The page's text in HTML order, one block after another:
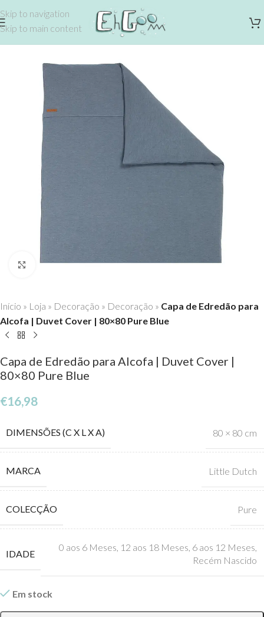
Skip to navigation
Skip to main content
Click to enlarge
Início » Loja » Decoração » Decoração » Capa de Edredão para
Alcofa | Duvet Cover | 80×80 Pure Blue
Capa de Edredão para Alcofa | Duvet Cover |
80×80 Pure Blue
€16,98
DIMENSÕES (C X L X A) 80 × 80 cm
MARCA Little Dutch
COLECÇÃO Pure
IDADE
0 aos 6 Meses, 12 aos 18 Meses, 6 aos 12 Meses,
Recém Nascido
Em stock